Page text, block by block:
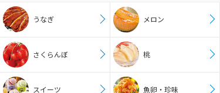
うなぎ メロン
さくらんぼ 桃
スイーツ 魚卵・珍味